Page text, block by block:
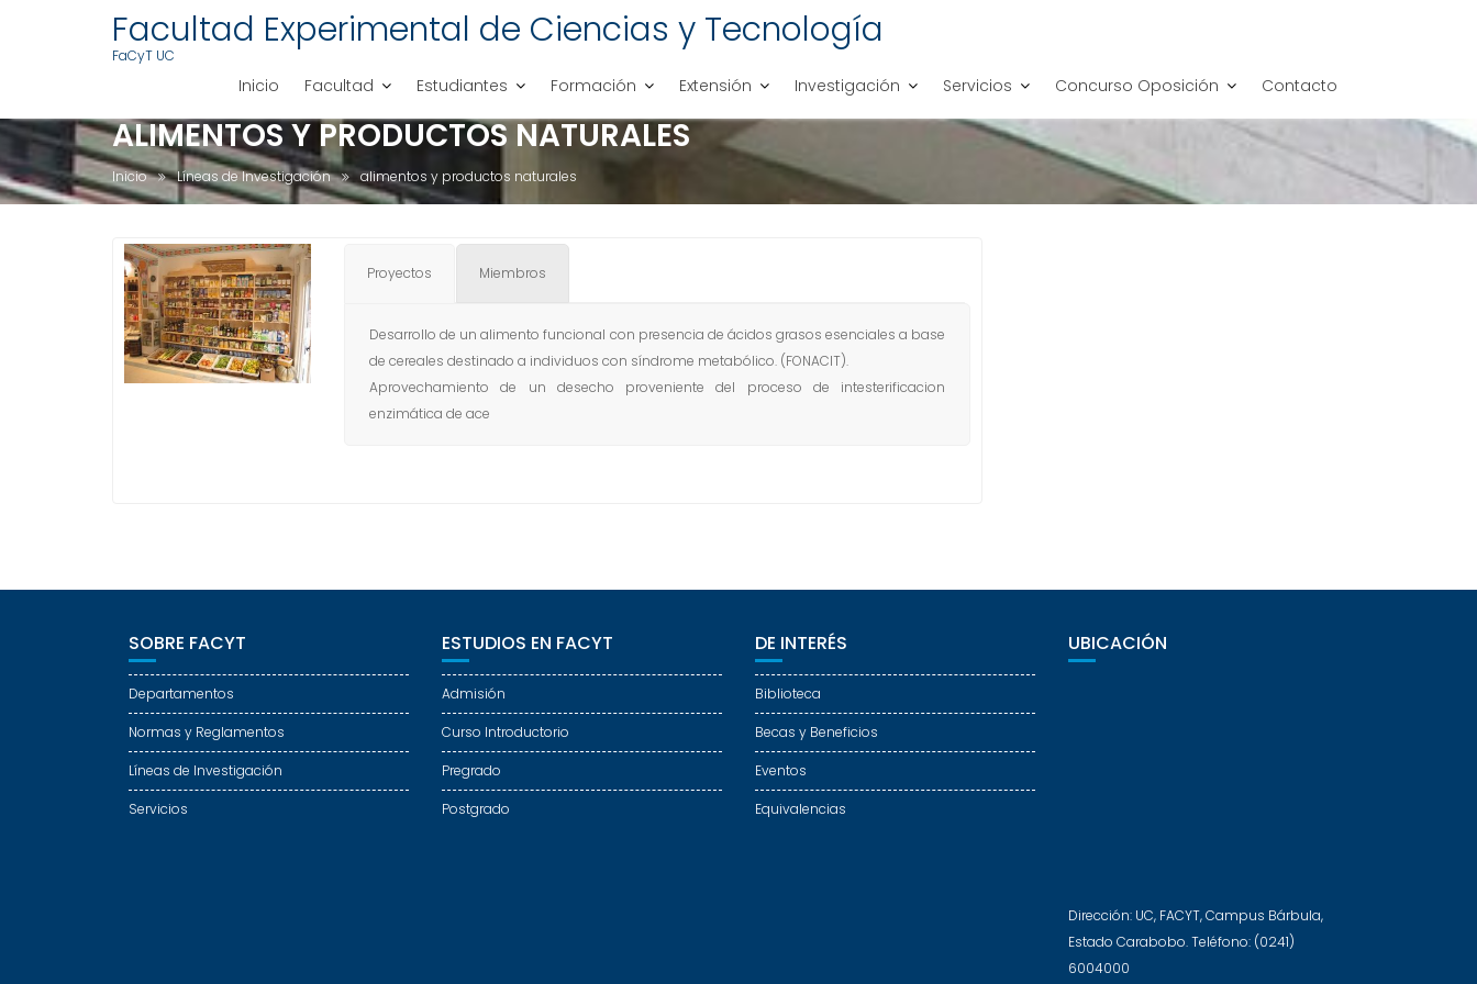
a
a
l
Facultad Experimental de Ciencias y Tecnología
FaCyT UC
Inicio Facultad Estudiantes Formación Extensión Investigación Servicios Concurso Oposición Contacto
ALIMENTOS Y PRODUCTOS NATURALES
Inicio Líneas de Investigación alimentos y productos naturales
Proyectos Miembros
Desarrollo de un alimento funcional con presencia de ácidos grasos esenciales a base
de cereales destinado a individuos con síndrome metabólico. (FONACIT).
Aprovechamiento de un desecho proveniente del proceso de intesterificacion
enzimática de ace
SOBRE FACYT
Departamentos
Normas y Reglamentos
Líneas de Investigación
Servicios
ESTUDIOS EN FACYT
Admisión
Curso Introductorio
Pregrado
Postgrado
DE INTERÉS
Biblioteca
Becas y Beneficios
Eventos
Equivalencias
UBICACIÓN
Dirección: UC, FACYT, Campus Bárbula,
Estado Carabobo. Teléfono: (0241)
6004000